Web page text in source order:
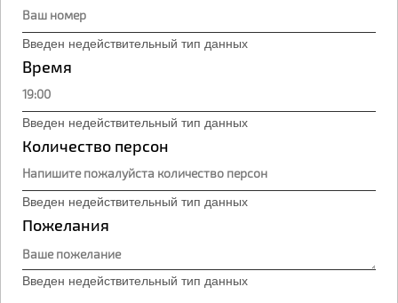
Введен недействительный тип данных
Время
Введен недействительный тип данных
Количество персон
Введен недействительный тип данных
Пожелания
Введен недействительный тип данных